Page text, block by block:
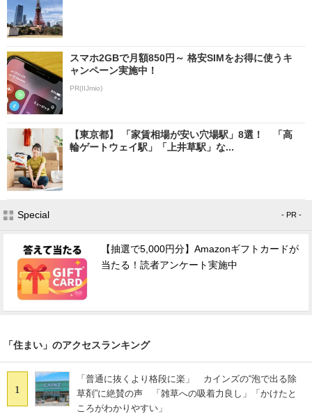
スマホ2GBで月額850円～ 格安SIMをお得に使うキ
ャンペーン実施中！
PR(IIJmio)
【東京都】 「家賃相場が安い穴場駅」8選！ 「高
輪ゲートウェイ駅」「上井草駅」な...
Special - PR -
【抽選で5,000円分】Amazonギフトカードが
当たる！読者アンケート実施中
「住まい」のアクセスランキング
1
「普通に抜くより格段に楽」 カインズの“泡で出る除
草剤”に絶賛の声 「雑草への吸着力良し」「かけたと
ころがわかりやすい」